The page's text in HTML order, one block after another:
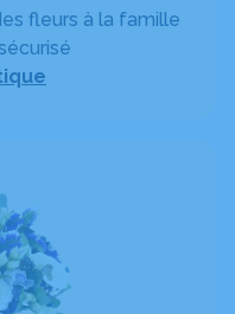
fleurs à la famille